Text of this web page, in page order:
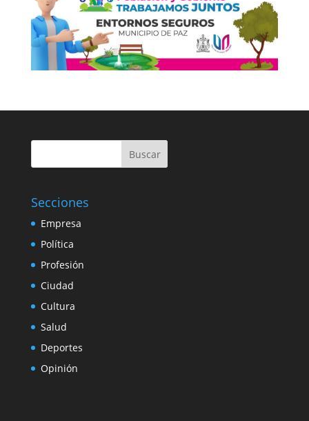
Buscar
Secciones
Empresa
Política
Profesión
Ciudad
Cultura
Salud
Deportes
Opinión